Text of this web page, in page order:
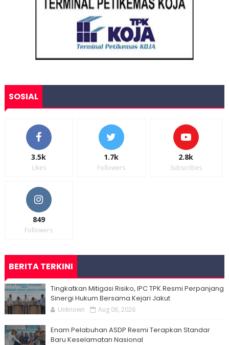
SOSIAL
3.5k
Likes
1.7k
Followers
2.8k
Subscribes
849
Followers
BERITA TERKINI
Tingkatkan Mitigasi Risiko, IPC TPK Resmi Perpanjang
Sinergi Hukum Bersama Kejari Jakut
Unknown Aug 06, 2026
Enam Pelabuhan ASDP Resmi Terapkan Standar
Baru Keselamatan Nasional